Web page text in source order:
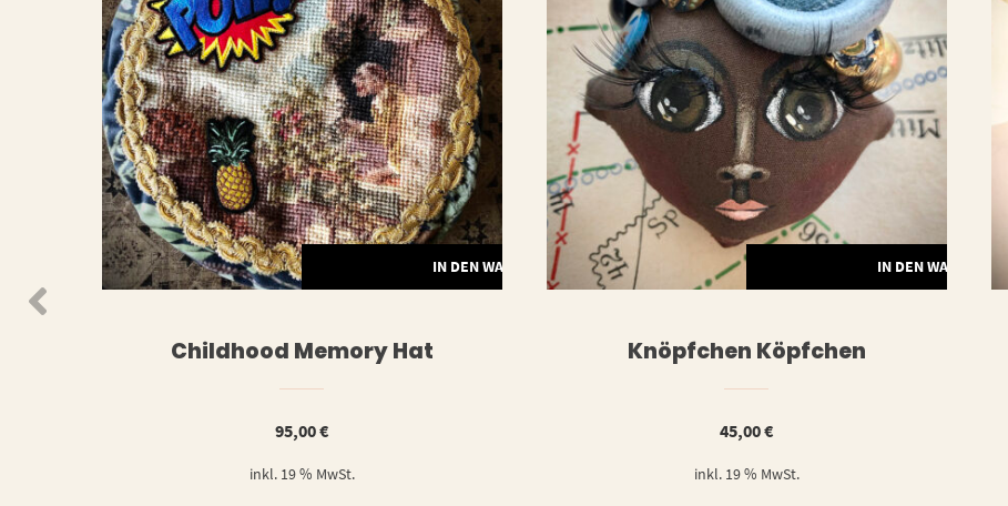
DEN WARENKORB IN DEN WARENKORB
Childhood Memory Hat
95,00€
inkl. 19 % MwSt.
IN DEN WARENKORB
Knöpfchen Köpfchen
45,00€
inkl. 19 % MwSt.